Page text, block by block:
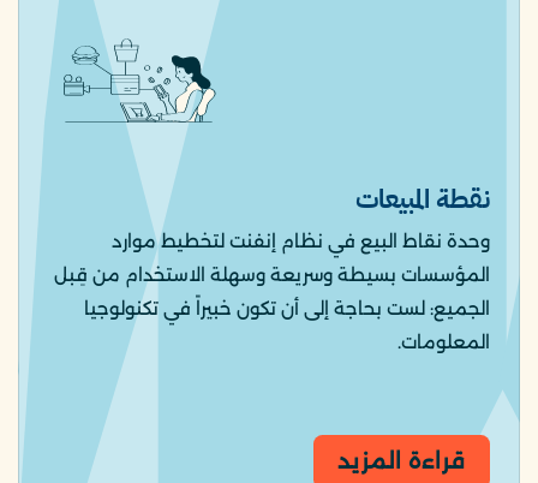
نقطة المبيعات
وحدة نقاط البيع في نظام إنفنت لتخطيط موارد
المؤسسات بسيطة وسريعة وسهلة الاستخدام من قِبل
الجميع: لست بحاجة إلى أن تكون خبيراً في تكنولوجيا
المعلومات.
قراءة المزيد